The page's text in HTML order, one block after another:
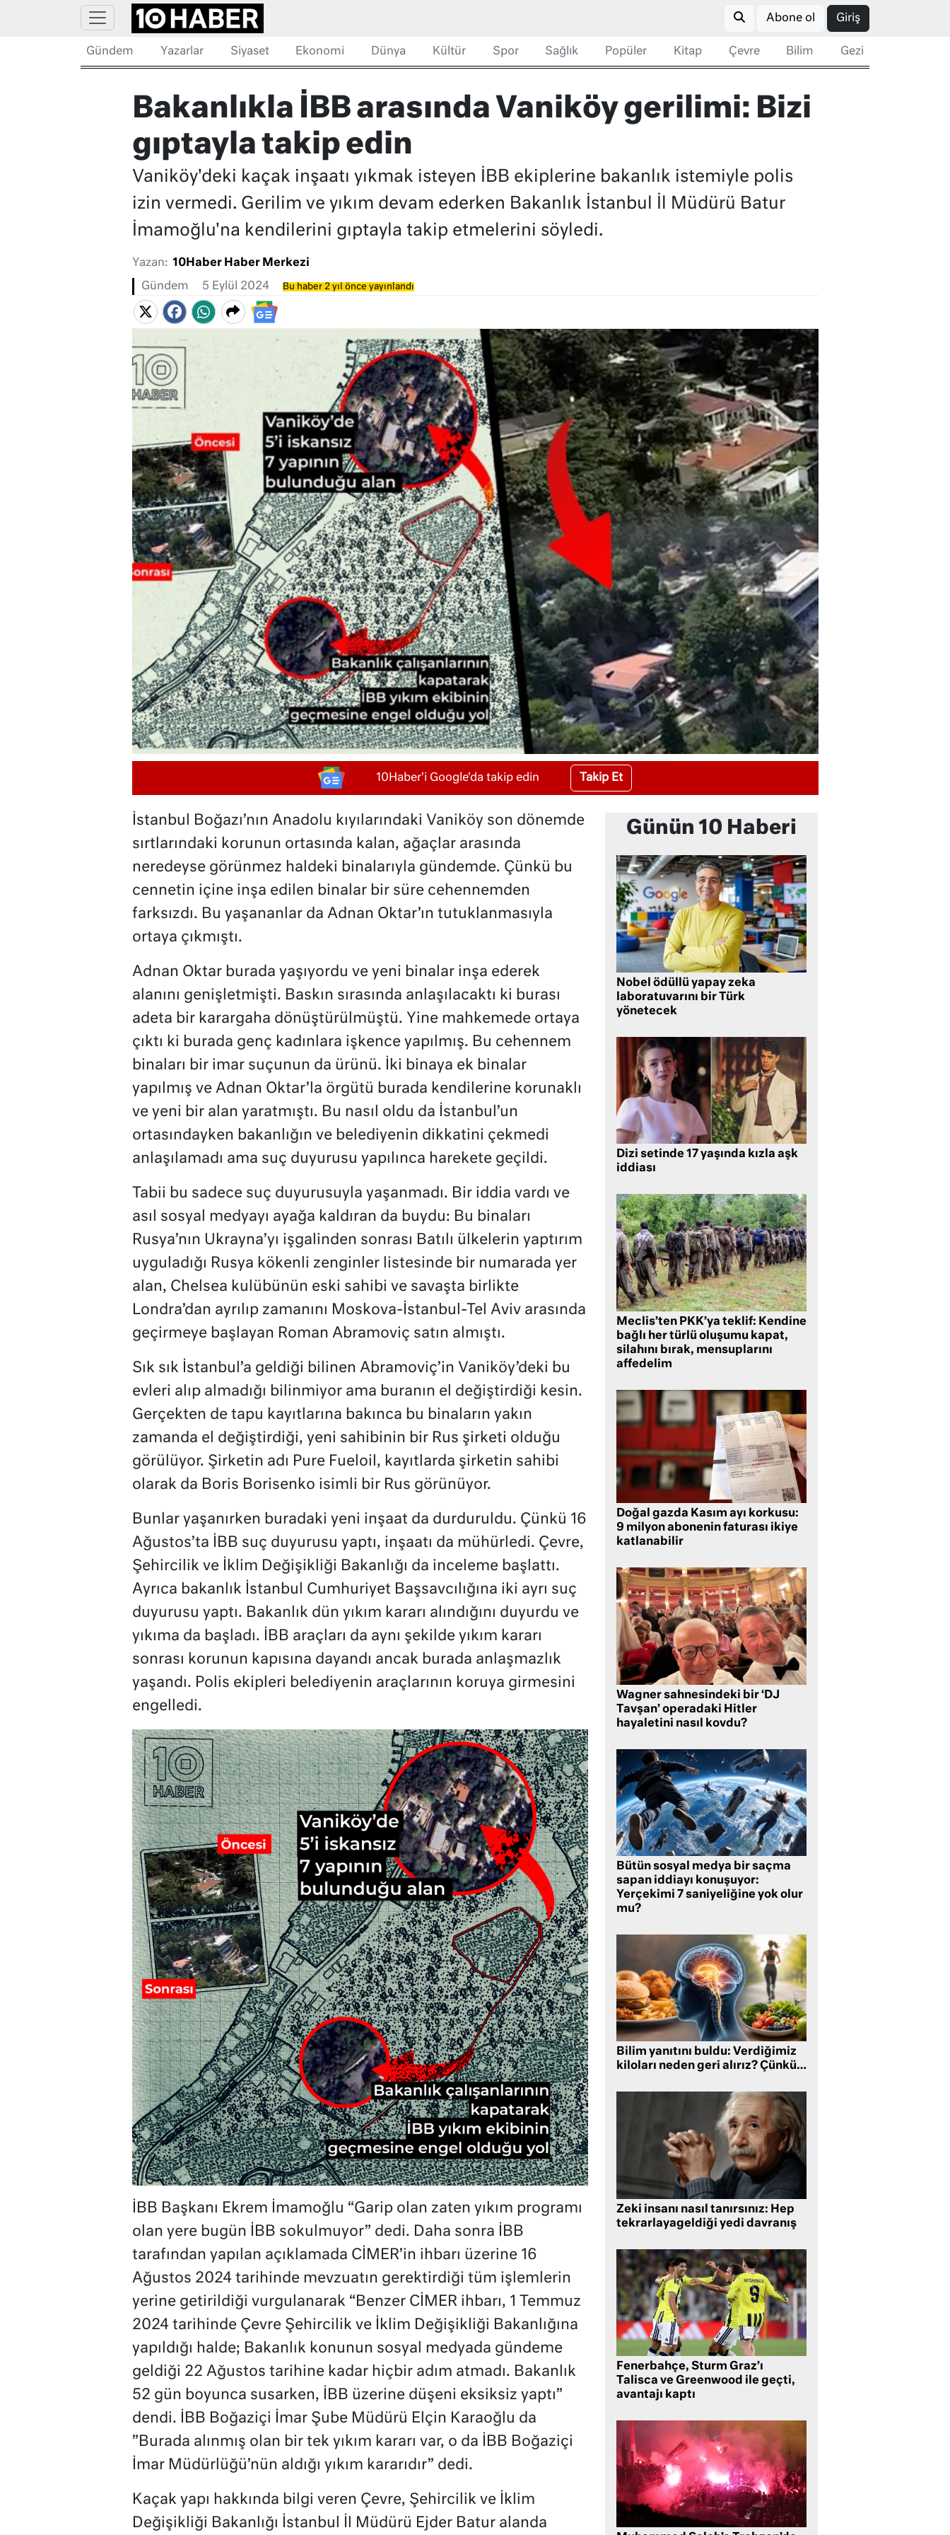
Abone ol Giriş
Gündem Yazarlar Siyaset Ekonomi Dünya Kültür Spor Sağlık Popüler Kitap Çevre Bilim Gezi
Bakanlıkla İBB arasında Vaniköy gerilimi: Bizi
gıptayla takip edin
Vaniköy'deki kaçak inşaatı yıkmak isteyen İBB ekiplerine bakanlık istemiyle polis
izin vermedi. Gerilim ve yıkım devam ederken Bakanlık İstanbul İl Müdürü Batur
İmamoğlu'na kendilerini gıptayla takip etmelerini söyledi.
Yazan: 10Haber Haber Merkezi
Gündem 5 Eylül 2024 Bu haber 2 yıl önce yayınlandı
10Haber'i Google'da takip edin Takip Et
İstanbul Boğazı’nın Anadolu kıyılarındaki Vaniköy son dönemde
sırtlarındaki korunun ortasında kalan, ağaçlar arasında
neredeyse görünmez haldeki binalarıyla gündemde. Çünkü bu
cennetin içine inşa edilen binalar bir süre cehennemden
farksızdı. Bu yaşananlar da Adnan Oktar’ın tutuklanmasıyla
ortaya çıkmıştı.
Adnan Oktar burada yaşıyordu ve yeni binalar inşa ederek
alanını genişletmişti. Baskın sırasında anlaşılacaktı ki burası
adeta bir karargaha dönüştürülmüştü. Yine mahkemede ortaya
çıktı ki burada genç kadınlara işkence yapılmış. Bu cehennem
binaları bir imar suçunun da ürünü. İki binaya ek binalar
yapılmış ve Adnan Oktar’la örgütü burada kendilerine korunaklı
ve yeni bir alan yaratmıştı. Bu nasıl oldu da İstanbul’un
ortasındayken bakanlığın ve belediyenin dikkatini çekmedi
anlaşılamadı ama suç duyurusu yapılınca harekete geçildi.
Tabii bu sadece suç duyurusuyla yaşanmadı. Bir iddia vardı ve
asıl sosyal medyayı ayağa kaldıran da buydu: Bu binaları
Rusya’nın Ukrayna’yı işgalinden sonrası Batılı ülkelerin yaptırım
uyguladığı Rusya kökenli zenginler listesinde bir numarada yer
alan, Chelsea kulübünün eski sahibi ve savaşta birlikte
Londra’dan ayrılıp zamanını Moskova-İstanbul-Tel Aviv arasında
geçirmeye başlayan Roman Abramoviç satın almıştı.
Sık sık İstanbul’a geldiği bilinen Abramoviç’in Vaniköy’deki bu
evleri alıp almadığı bilinmiyor ama buranın el değiştirdiği kesin.
Gerçekten de tapu kayıtlarına bakınca bu binaların yakın
zamanda el değiştirdiği, yeni sahibinin bir Rus şirketi olduğu
görülüyor. Şirketin adı Pure Fueloil, kayıtlarda şirketin sahibi
olarak da Boris Borisenko isimli bir Rus görünüyor.
Bunlar yaşanırken buradaki yeni inşaat da durduruldu. Çünkü 16
Ağustos’ta İBB suç duyurusu yaptı, inşaatı da mühürledi. Çevre,
Şehircilik ve İklim Değişikliği Bakanlığı da inceleme başlattı.
Ayrıca bakanlık İstanbul Cumhuriyet Başsavcılığına iki ayrı suç
duyurusu yaptı. Bakanlık dün yıkım kararı alındığını duyurdu ve
yıkıma da başladı. İBB araçları da aynı şekilde yıkım kararı
sonrası korunun kapısına dayandı ancak burada anlaşmazlık
yaşandı. Polis ekipleri belediyenin araçlarının koruya girmesini
engelledi.
İBB Başkanı Ekrem İmamoğlu “Garip olan zaten yıkım programı
olan yere bugün İBB sokulmuyor” dedi. Daha sonra İBB
tarafından yapılan açıklamada CİMER’in ihbarı üzerine 16
Ağustos 2024 tarihinde mevzuatın gerektirdiği tüm işlemlerin
yerine getirildiği vurgulanarak “Benzer CİMER ihbarı, 1 Temmuz
2024 tarihinde Çevre Şehircilik ve İklim Değişikliği Bakanlığına
yapıldığı halde; Bakanlık konunun sosyal medyada gündeme
geldiği 22 Ağustos tarihine kadar hiçbir adım atmadı. Bakanlık
52 gün boyunca susarken, İBB üzerine düşeni eksiksiz yaptı”
dendi. İBB Boğaziçi İmar Şube Müdürü Elçin Karaoğlu da
”Burada alınmış olan bir tek yıkım kararı var, o da İBB Boğaziçi
İmar Müdürlüğü’nün aldığı yıkım kararıdır” dedi.
Kaçak yapı hakkında bilgi veren Çevre, Şehircilik ve İklim
Değişikliği Bakanlığı İstanbul İl Müdürü Ejder Batur alanda
Günün 10 Haberi
Nobel ödüllü yapay zeka
laboratuvarını bir Türk
yönetecek
Dizi setinde 17 yaşında kızla aşk
iddiası
Meclis’ten PKK’ya teklif: Kendine
bağlı her türlü oluşumu kapat,
silahını bırak, mensuplarını
affedelim
Doğal gazda Kasım ayı korkusu:
9 milyon abonenin faturası ikiye
katlanabilir
Wagner sahnesindeki bir ‘DJ
Tavşan’ operadaki Hitler
hayaletini nasıl kovdu?
Bütün sosyal medya bir saçma
sapan iddiayı konuşuyor:
Yerçekimi 7 saniyeliğine yok olur
mu?
Bilim yanıtını buldu: Verdiğimiz
kiloları neden geri alırız? Çünkü…
Zeki insanı nasıl tanırsınız: Hep
tekrarlayageldiği yedi davranış
Fenerbahçe, Sturm Graz’ı
Talisca ve Greenwood ile geçti,
avantajı kaptı